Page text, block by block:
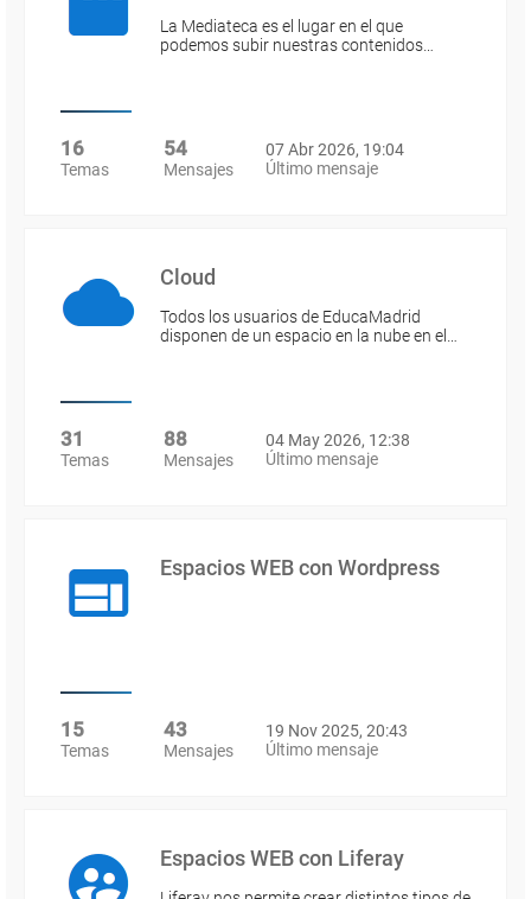
La Mediateca es el lugar en el que
podemos subir nuestras contenidos…
16
Temas
54
Mensajes
07 Abr 2026, 19:04
Último mensaje
Cloud
Todos los usuarios de EducaMadrid
disponen de un espacio en la nube en el…
31
Temas
88
Mensajes
04 May 2026, 12:38
Último mensaje
Espacios WEB con Wordpress
15
Temas
43
Mensajes
19 Nov 2025, 20:43
Último mensaje
Espacios WEB con Liferay